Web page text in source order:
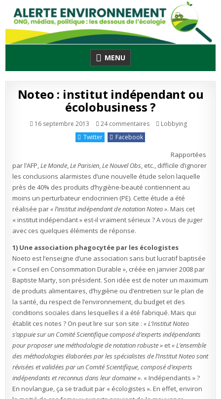
content
MENU
Noteo : institut indépendant ou
écolobusiness ?
16 septembre 2013 24 commentairessur
écolobusiness
?
Publié
Lobbying
Twitter
Facebook
Rapportées
par l’AFP,Le Monde,Le Parisien,Le Nouvel Obs, etc., difficile d’ignorer
les conclusions alarmistes d’une nouvelle étude selon laquelle
près de 40% des produits d’hygiène-beauté contiennent au
moins un perturbateur endocrinien (PE). Cette étude a été
réalisée par« l’institut indépendant de notation Noteo ». Mais cet
« institut indépendant » est-il vraiment sérieux ? A vous de juger
avec ces quelques éléments de réponse.
1) Une association phagocytée par les écologistes
Noeto est l’enseigne d’une association sans but lucratif baptisée
« Conseil en Consommation Durable », créée en janvier 2008 par
Baptiste Marty, son président. Son idée est de noter un maximum
de produits alimentaires, d’hygiène ou d’entretien sur le plan de
la santé, du respect de l’environnement, du budget et des
conditions sociales dans lesquelles il a été fabriqué. Mais qui
établit ces notes ? On peut lire sur son site :« L’Institut Noteo
s’appuie sur un Comité Scientifique composé d’experts indépendants
pour proposer une méthodologie de notation robuste » et« L’ensemble
des méthodologies élaborées par les spécialistes de l’Institut Noteo sont
révisées et validées par un Comité Scientifique, composé d’experts
indépendants et reconnus dans leur domaine ». « Indépendants » ?
En novlangue, ça se traduit par « écologistes ». En effet, environ